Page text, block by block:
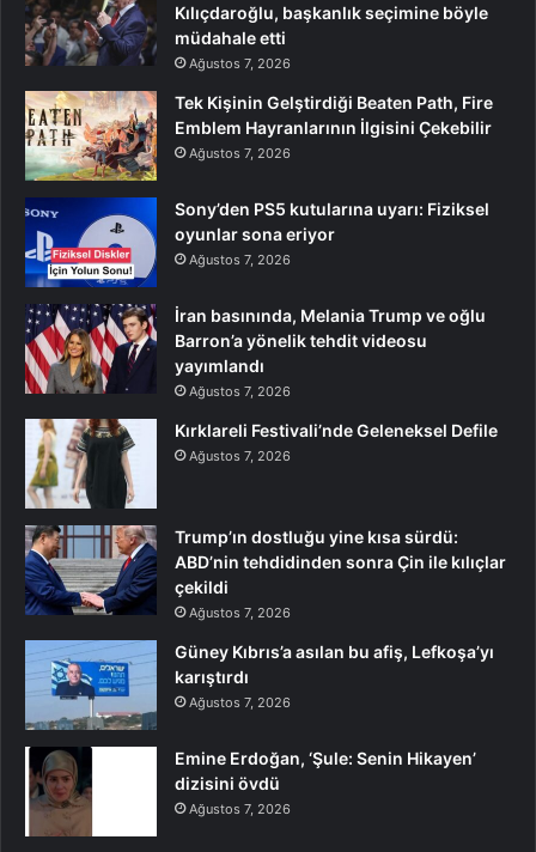
Kılıçdaroğlu, başkanlık seçimine böyle
müdahale etti
Ağustos 7, 2026
Tek Kişinin Gelştirdiği Beaten Path, Fire
Emblem Hayranlarının İlgisini Çekebilir
Ağustos 7, 2026
Sony’den PS5 kutularına uyarı: Fiziksel
oyunlar sona eriyor
Ağustos 7, 2026
İran basınında, Melania Trump ve oğlu
Barron’a yönelik tehdit videosu
yayımlandı
Ağustos 7, 2026
Kırklareli Festivali’nde Geleneksel Defile
Ağustos 7, 2026
Trump’ın dostluğu yine kısa sürdü:
ABD’nin tehdidinden sonra Çin ile kılıçlar
çekildi
Ağustos 7, 2026
Güney Kıbrıs’a asılan bu afiş, Lefkoşa’yı
karıştırdı
Ağustos 7, 2026
Emine Erdoğan, ‘Şule: Senin Hikayen’
dizisini övdü
Ağustos 7, 2026